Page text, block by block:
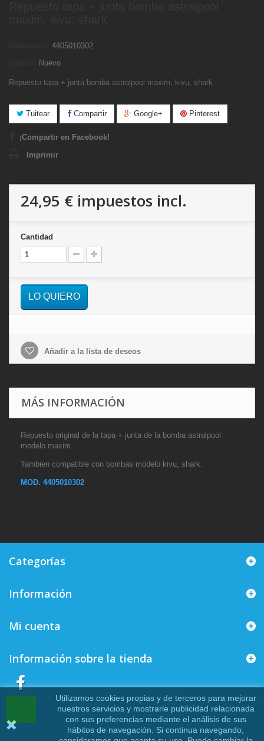
4405010302
Nuevo
Repuesto tapa + junta bomba astralpool maxim, kivu, shark
Tuitear Compartir Google+ Pinterest
¡Compartir en Facebook!
Imprimir
24,95 € impuestos incl.
Cantidad
LO QUIERO
Añadir a la lista de deseos
MÁS INFORMACIÓN
Repuesto original de la tapa + junta de la bomba astralpool
modelo maxim.
Tambien compatible con bombas modelo kivu, shark.
MOD. 4405010302
Categorías
Información
Mi cuenta
Información sobre la tienda
Utilizamos cookies propias y de terceros para mejorar
nuestros servicios y mostrarle publicidad relacionada
con sus preferencias mediante el análisis de sus
hábitos de navegación. Si continua navegando,